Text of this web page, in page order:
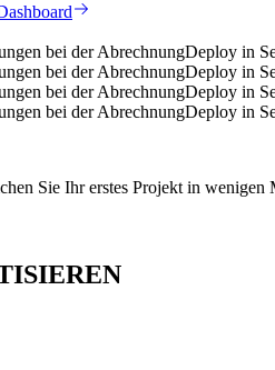
bei der AbrechnungDeploy in
bei der AbrechnungDeploy in
bei der AbrechnungDeploy in
bei der AbrechnungDeploy in
Sie Ihr erstes Projekt in wenigen